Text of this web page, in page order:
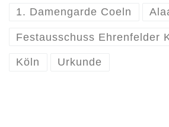
1. Damengarde Coeln
Festausschuss Ehrenfelder
Köln Urkunde